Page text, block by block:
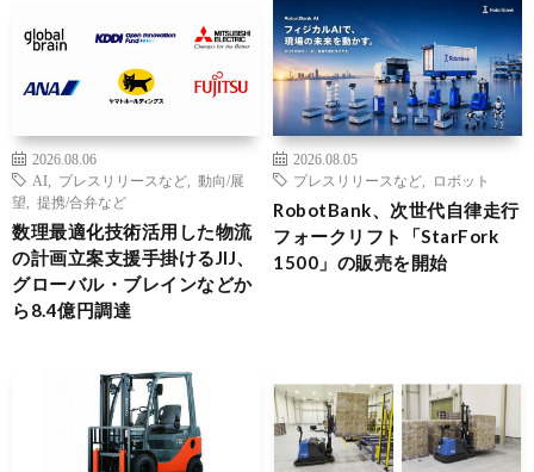
2026.08.06
AI
プレスリリースなど
動向/展
望
提携/合弁など
数理最適化技術活用した物流
の計画立案支援手掛けるJIJ、
グローバル・ブレインなどか
ら8.4億円調達
2026.08.05
プレスリリースなど
ロボット
RobotBank、次世代自律走行
フォークリフト「StarFork
1500」の販売を開始